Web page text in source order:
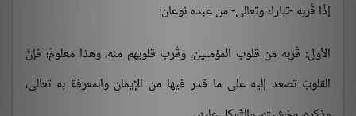
إذًا قُربه -تبارك وتعالى- من عبده نوعان:
الأول: قُربه من قلوب المؤمنين، وقُرب قلوبهم منه، وهذا معلومٌ؛ فإنَّ
القلوبَ تصعد إليه على ما قدر فيها من الإيمان والمعرفة به تعالى،